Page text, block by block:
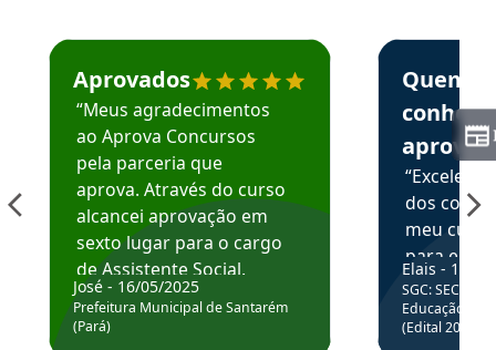
Estudante José recomenda o Aprova Concursos em
Aprovados
“Meus agradecimentos
ao Aprova Concursos
pela parceria que
aprova. Através do curso
alcancei aprovação em
sexto lugar para o cargo
de Assistente Social.
Hoje estou atuando na
Prefeitura de Santarém.
José - 16/05/2025
Prefeitura Municipal de Santarém
(Pará)
Estudante
Quem
aprova
dos
meu
para
colocar
através
de
Elais - 15/
SGC: SEC BA
Educação
(Edital